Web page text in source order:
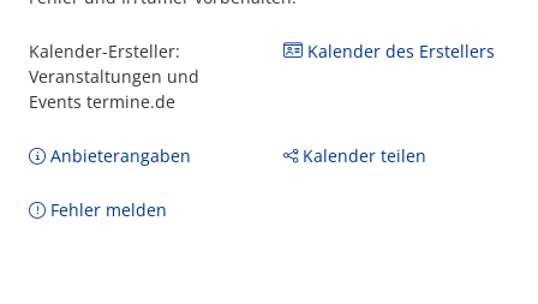
Kalender-Ersteller:
Veranstaltungen und
Events termine.de
Kalender des Erstellers
Anbieterangaben Kalender teilen
Fehler melden